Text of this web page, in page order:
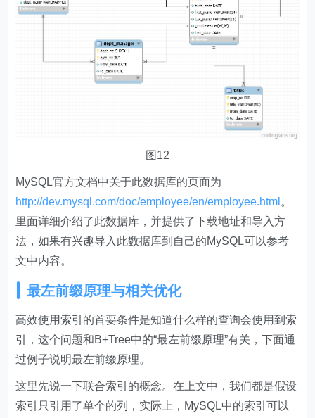
图12
MySQL官方文档中关于此数据库的页面为
http://dev.mysql.com/doc/employee/en/employee.html 。
里面详细介绍了此数据库，并提供了下载地址和导入方
法，如果有兴趣导入此数据库到自己的MySQL可以参考
文中内容。
最左前缀原理与相关优化
高效使用索引的首要条件是知道什么样的查询会使用到索
引，这个问题和B+Tree中的“最左前缀原理”有关，下面通
过例子说明最左前缀原理。
这里先说一下联合索引的概念。在上文中，我们都是假设
索引只引用了单个的列，实际上，MySQL中的索引可以